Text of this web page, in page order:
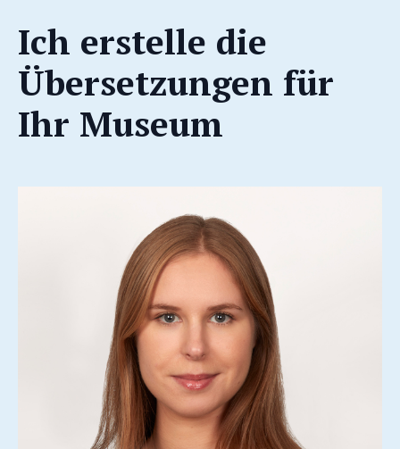
Ich erstelle die
Übersetzungen für
Ihr Museum